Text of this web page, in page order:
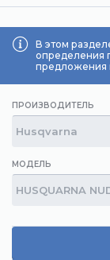
В этом
определения
предложения
ПРОИЗВОДИТЕЛЬ
МОДЕЛЬ